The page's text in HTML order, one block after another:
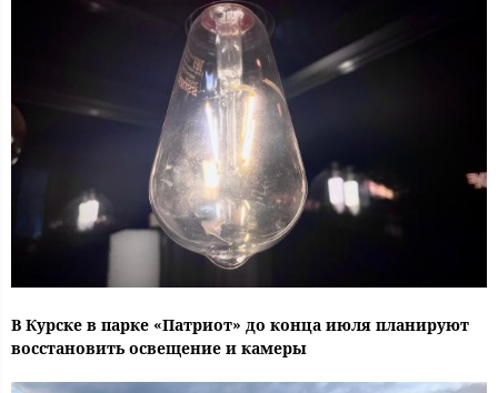
В Курске в парке «Патриот» до конца июля планируют
восстановить освещение и камеры